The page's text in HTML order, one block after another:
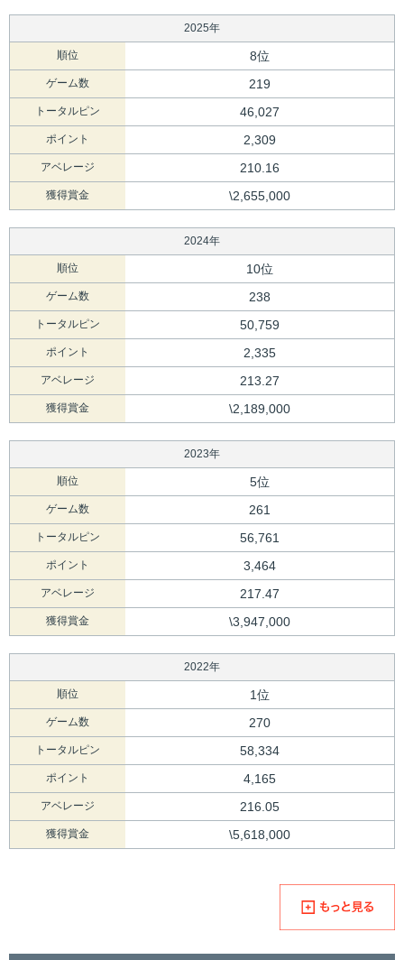
2025年
順位 8位
ゲーム数 219
トータルピン 46,027
ポイント 2,309
アベレージ 210.16
獲得賞金 \2,655,000
2024年
順位 10位
ゲーム数 238
トータルピン 50,759
ポイント 2,335
アベレージ 213.27
獲得賞金 \2,189,000
2023年
順位 5位
ゲーム数 261
トータルピン 56,761
ポイント 3,464
アベレージ 217.47
獲得賞金 \3,947,000
2022年
順位 1位
ゲーム数 270
トータルピン 58,334
ポイント 4,165
アベレージ 216.05
獲得賞金 \5,618,000